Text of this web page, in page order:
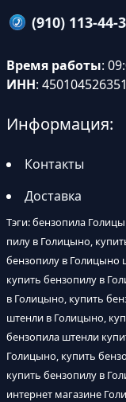
(910) 113-44-
Время работы:
ИНН: 450104526351
Информация:
Контакты
Доставка
Тэги: бензопила
пилу в Голицыно,
бензопилу в Голицыно
купить бензопилу в
в Голицыно, купить
штенли в Голицыно,
бензопила штенли
Голицыно, купить
купить бензопилу в
интернет магазине